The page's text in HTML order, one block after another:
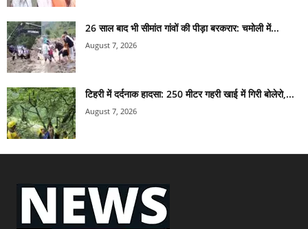
26 साल बाद भी सीमांत गांवों की पीड़ा बरकरार: चमोली में...
August 7, 2026
टिहरी में दर्दनाक हादसा: 250 मीटर गहरी खाई में गिरी बोलेरो,...
August 7, 2026